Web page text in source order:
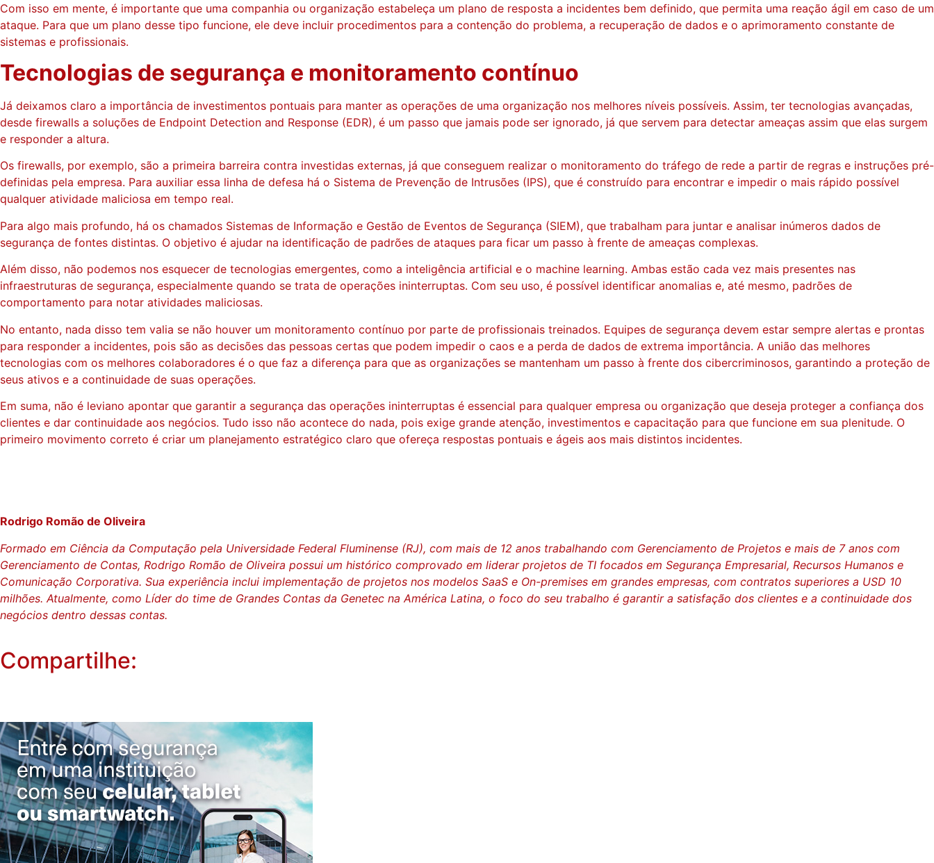
Com isso em mente, é importante que uma companhia ou organização estabeleça um plano de resposta a incidentes bem definido, que permita uma reação ágil em caso de um
ataque. Para que um plano desse tipo funcione, ele deve incluir procedimentos para a contenção do problema, a recuperação de dados e o aprimoramento constante de
sistemas e profissionais.
Tecnologias de segurança e monitoramento contínuo
Já deixamos claro a importância de investimentos pontuais para manter as operações de uma organização nos melhores níveis possíveis. Assim, ter tecnologias avançadas,
desde firewalls a soluções de Endpoint Detection and Response (EDR), é um passo que jamais pode ser ignorado, já que servem para detectar ameaças assim que elas surgem
e responder a altura.
Os firewalls, por exemplo, são a primeira barreira contra investidas externas, já que conseguem realizar o monitoramento do tráfego de rede a partir de regras e instruções pré-
definidas pela empresa. Para auxiliar essa linha de defesa há o Sistema de Prevenção de Intrusões (IPS), que é construído para encontrar e impedir o mais rápido possível
qualquer atividade maliciosa em tempo real.
Para algo mais profundo, há os chamados Sistemas de Informação e Gestão de Eventos de Segurança (SIEM), que trabalham para juntar e analisar inúmeros dados de
segurança de fontes distintas. O objetivo é ajudar na identificação de padrões de ataques para ficar um passo à frente de ameaças complexas.
Além disso, não podemos nos esquecer de tecnologias emergentes, como a inteligência artificial e o machine learning. Ambas estão cada vez mais presentes nas
infraestruturas de segurança, especialmente quando se trata de operações ininterruptas. Com seu uso, é possível identificar anomalias e, até mesmo, padrões de
comportamento para notar atividades maliciosas.
No entanto, nada disso tem valia se não houver um monitoramento contínuo por parte de profissionais treinados. Equipes de segurança devem estar sempre alertas e prontas
para responder a incidentes, pois são as decisões das pessoas certas que podem impedir o caos e a perda de dados de extrema importância. A união das melhores
tecnologias com os melhores colaboradores é o que faz a diferença para que as organizações se mantenham um passo à frente dos cibercriminosos, garantindo a proteção de
seus ativos e a continuidade de suas operações.
Em suma, não é leviano apontar que garantir a segurança das operações ininterruptas é essencial para qualquer empresa ou organização que deseja proteger a confiança dos
clientes e dar continuidade aos negócios. Tudo isso não acontece do nada, pois exige grande atenção, investimentos e capacitação para que funcione em sua plenitude. O
primeiro movimento correto é criar um planejamento estratégico claro que ofereça respostas pontuais e ágeis aos mais distintos incidentes.
Rodrigo Romão de Oliveira
Formado em Ciência da Computação pela Universidade Federal Fluminense (RJ), com mais de 12 anos trabalhando com Gerenciamento de Projetos e mais de 7 anos com
Gerenciamento de Contas, Rodrigo Romão de Oliveira possui um histórico comprovado em liderar projetos de TI focados em Segurança Empresarial, Recursos Humanos e
Comunicação Corporativa. Sua experiência inclui implementação de projetos nos modelos SaaS e On-premises em grandes empresas, com contratos superiores a USD 10
milhões. Atualmente, como Líder do time de Grandes Contas da Genetec na América Latina, o foco do seu trabalho é garantir a satisfação dos clientes e a continuidade dos
negócios dentro dessas contas.
Compartilhe: